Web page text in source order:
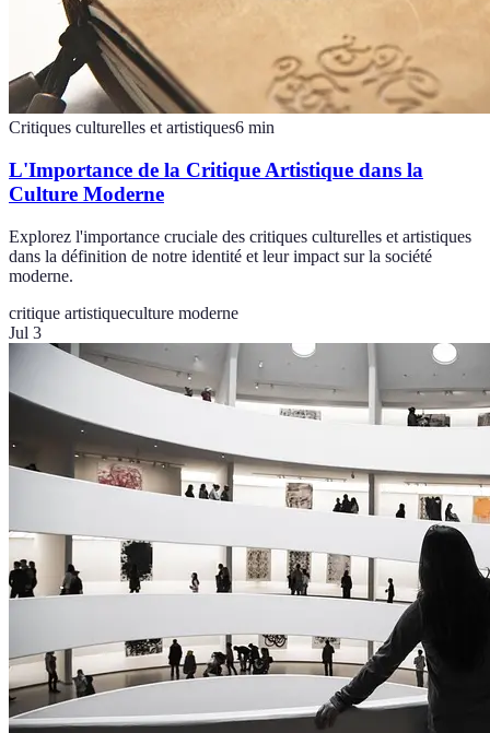
Critiques culturelles et artistiques6 min
L'Importance de la Critique Artistique dans la
Culture Moderne
Explorez l'importance cruciale des critiques culturelles et artistiques
dans la définition de notre identité et leur impact sur la société
moderne.
critique artistiqueculture moderne
Jul 3